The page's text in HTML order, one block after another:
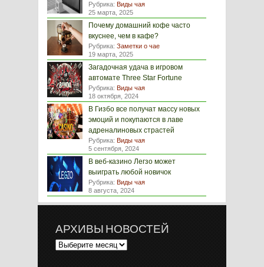
Рубрика: Виды чая
25 марта, 2025
Почему домашний кофе часто
вкуснее, чем в кафе?
Рубрика: Заметки о чае
19 марта, 2025
Загадочная удача в игровом
автомате Three Star Fortune
Рубрика: Виды чая
18 октября, 2024
В Гизбо все получат массу новых
эмоций и покупаются в лаве
адреналиновых страстей
Рубрика: Виды чая
5 сентября, 2024
В веб-казино Легзо может
выиграть любой новичок
Рубрика: Виды чая
8 августа, 2024
АРХИВЫ НОВОСТЕЙ